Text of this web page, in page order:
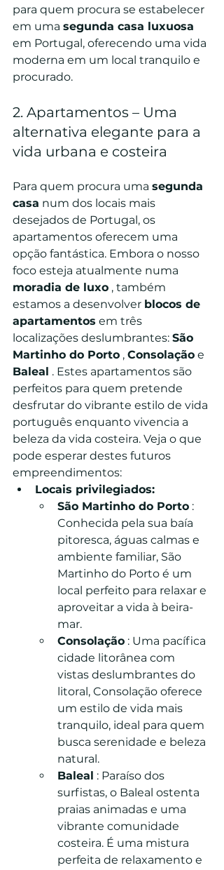
para quem procura se estabelecer
em uma segunda casa luxuosa
em Portugal, oferecendo uma vida
moderna em um local tranquilo e
procurado.
2. Apartamentos – Uma
alternativa elegante para a
vida urbana e costeira
Para quem procura uma segunda
casa num dos locais mais
desejados de Portugal, os
apartamentos oferecem uma
opção fantástica. Embora o nosso
foco esteja atualmente numa
moradia de luxo , também
estamos a desenvolver blocos de
apartamentos em três
localizações deslumbrantes: São
Martinho do Porto , Consolação e
Baleal . Estes apartamentos são
perfeitos para quem pretende
desfrutar do vibrante estilo de vida
português enquanto vivencia a
beleza da vida costeira. Veja o que
pode esperar destes futuros
empreendimentos:
Locais privilegiados:
São Martinho do Porto :
Conhecida pela sua baía
pitoresca, águas calmas e
ambiente familiar, São
Martinho do Porto é um
local perfeito para relaxar e
aproveitar a vida à beira-
mar.
Consolação : Uma pacífica
cidade litorânea com
vistas deslumbrantes do
litoral, Consolação oferece
um estilo de vida mais
tranquilo, ideal para quem
busca serenidade e beleza
natural.
Baleal : Paraíso dos
surfistas, o Baleal ostenta
praias animadas e uma
vibrante comunidade
costeira. É uma mistura
perfeita de relaxamento e